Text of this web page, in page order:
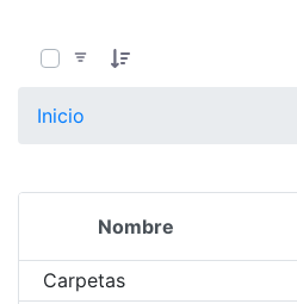
Inicio
Selección del elemento
Nombre
Carpetas